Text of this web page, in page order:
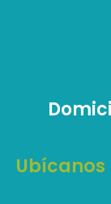
Ubícanos